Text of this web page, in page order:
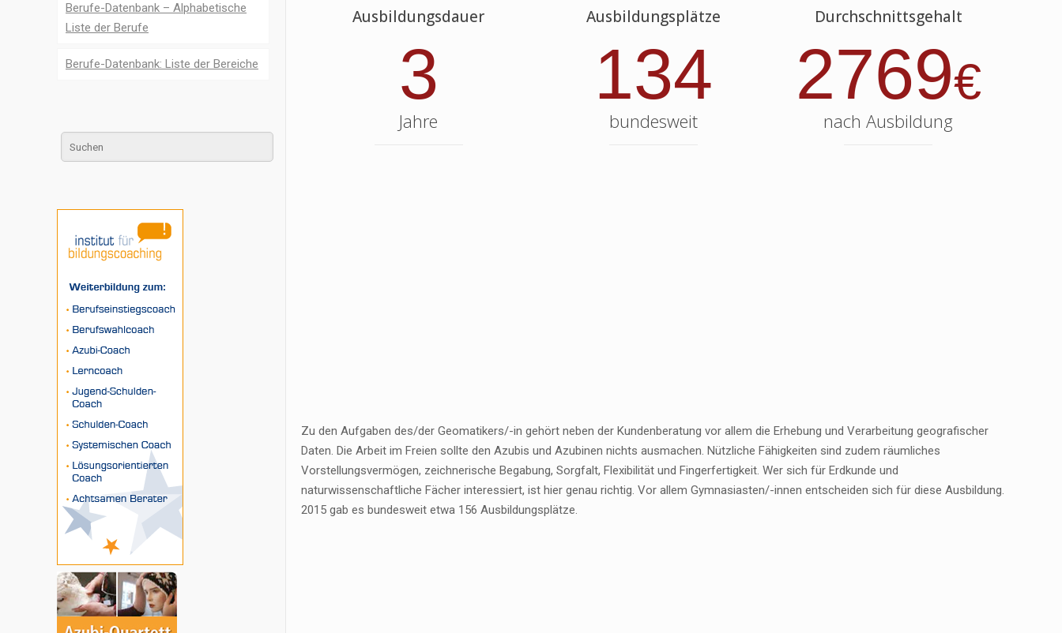
Ausbildungsdauer
3
Jahre
Ausbildungsplätze
134
bundesweit
Durchschnittsgehalt
2769€
nach Ausbildung
Zu den Aufgaben des/der Geomatikers/-in gehört neben der Kundenberatung vor allem die Erhebung und Verarbeitung geografischer
Daten. Die Arbeit im Freien sollte den Azubis und Azubinen nichts ausmachen. Nützliche Fähigkeiten sind zudem räumliches
Vorstellungsvermögen, zeichnerische Begabung, Sorgfalt, Flexibilität und Fingerfertigkeit. Wer sich für Erdkunde und
naturwissenschaftliche Fächer interessiert, ist hier genau richtig. Vor allem Gymnasiasten/-innen entscheiden sich für diese Ausbildung.
2015 gab es bundesweit etwa 156 Ausbildungsplätze.
Berufe-Datenbank – Alphabetische
Liste der Berufe
Berufe-Datenbank: Liste der Bereiche